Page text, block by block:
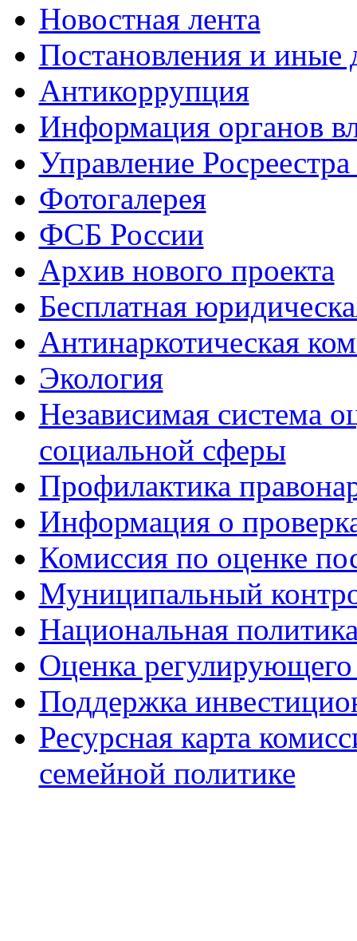
Новостная лента
Постановления и иные
Антикоррупция
Информация органов
Управление
Фотогалерея
ФСБ России
Архив нового проекта
Бесплатная
Антинаркотическая
Экология
Независимая система
социальной сферы
Профилактика
Информация о
Комиссия по оценке
Муниципальный
Национальная
Оценка регулирующего
Поддержка
Ресурсная карта
семейной политике